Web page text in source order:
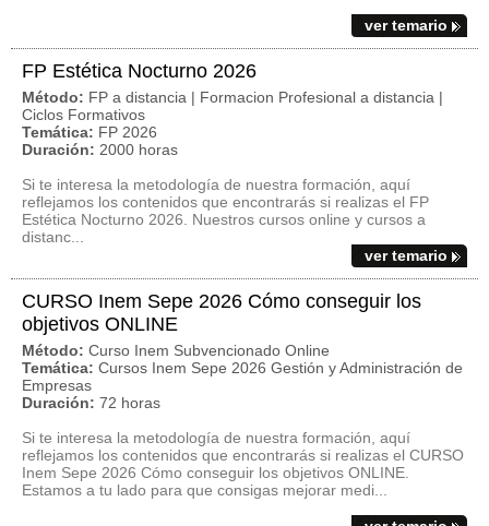
ver temario
FP Estética Nocturno 2026
Método: FP a distancia | Formacion Profesional a distancia |
Ciclos Formativos
Temática: FP 2026
Duración: 2000 horas
Si te interesa la metodología de nuestra formación, aquí
reflejamos los contenidos que encontrarás si realizas el FP
Estética Nocturno 2026. Nuestros cursos online y cursos a
distanc...
ver temario
CURSO Inem Sepe 2026 Cómo conseguir los
objetivos ONLINE
Método: Curso Inem Subvencionado Online
Temática: Cursos Inem Sepe 2026 Gestión y Administración de
Empresas
Duración: 72 horas
Si te interesa la metodología de nuestra formación, aquí
reflejamos los contenidos que encontrarás si realizas el CURSO
Inem Sepe 2026 Cómo conseguir los objetivos ONLINE.
Estamos a tu lado para que consigas mejorar medi...